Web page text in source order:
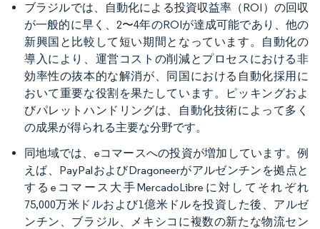
ブラジルでは、自動化による投資収益率（ROI）の回収
が一般的に早く、2〜4年のROIが達成可能であり、他の
新興国と比較して短い期間となっています。自動化の
導入により、運営コストの削減とプロセスにおける非
効率性の抜本的な解消が、同国における自動化採用に
おいて重要な役割を果たしています。ピッキングおよ
びパレットハンドリングは、自動化技術によって多く
の成果が得られる主要な分野です。
同地域では、eコマースへの投資が増加しています。例
えば、PayPalおよびDragoneerがアルゼンチンを拠点と
するeコマース大手MercadoLibreに対してそれぞれ
75,000万米ドルおよび1億米ドルを投資した後、アルゼ
ンチン、ブラジル、メキシコに複数の新たな物流セン